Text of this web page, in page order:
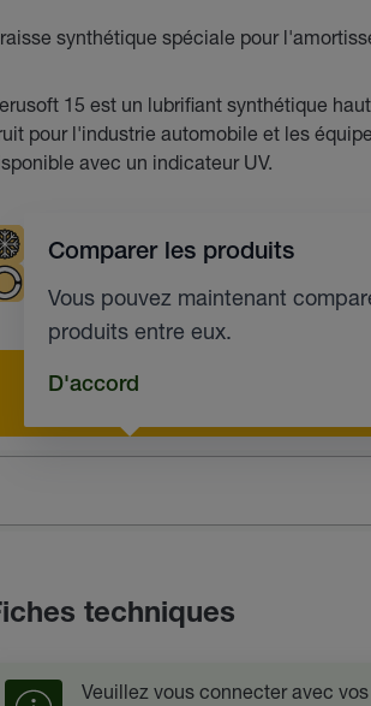
synthétique spéciale pour
15 est un lubrifiant synthétique
pour l'industrie automobile et les
avec un indicateur UV.
Températures basses Atténue les
Comparer les produits
Vous pouvez maintenant
produits entre eux.
D'accord
techniques
Veuillez vous connecter avec